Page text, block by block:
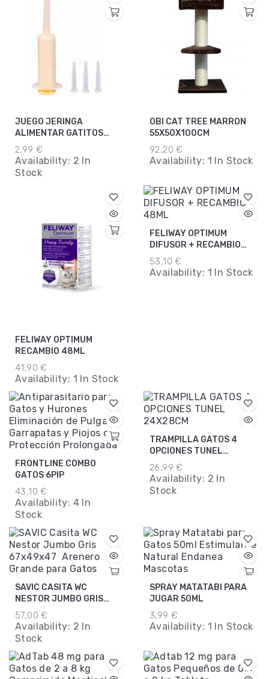
JUEGO JERINGA
ALIMENTAR GATITOS
BABY 10ML
2,99 €
Availability: 2 In
Stock
OBI CAT TREE MARRON
55X50X100CM
92,20 €
Availability: 1 In Stock
FELIWAY OPTIMUM
RECAMBIO 48ML
41,90 €
Availability: 1 In Stock
FELIWAY OPTIMUM
DIFUSOR + RECAMBIO
48ML
53,10 €
Availability: 1 In Stock
FRONTLINE COMBO
GATOS 6PIP
43,10 €
Availability: 4 In
Stock
TRAMPILLA GATOS 4
OPCIONES TUNEL
24X28CM
26,99 €
Availability: 2 In
Stock
SAVIC CASITA WC
NESTOR JUMBO GRIS
67X49X47
57,00 €
Availability: 2 In
Stock
SPRAY MATATABI PARA
JUGAR 50ML
3,99 €
Availability: 1 In Stock